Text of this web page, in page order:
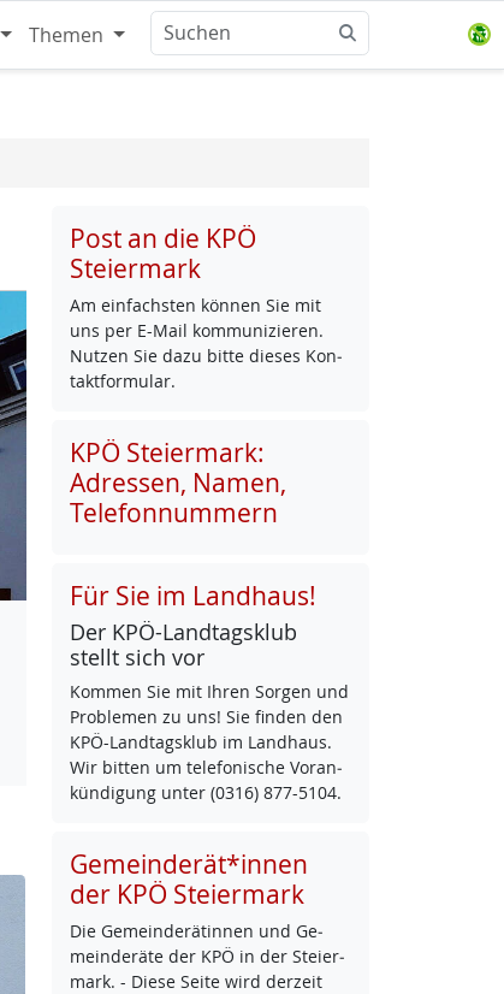
Themen
Post an die KPÖ
Steiermark
Am ein­fachs­ten kön­nen Sie mit
uns per E-Mail kom­mu­ni­zie­ren.
Nut­zen Sie da­zu bit­te die­ses Kon­
takt­for­mu­lar.
KPÖ Steiermark:
Adressen, Namen,
Telefonnummern
Für Sie im Landhaus!
Der KPÖ-Land­tags­klub
stellt sich vor
Kom­men Sie mit Ih­ren Sor­gen und
Pro­b­le­men zu uns! Sie fin­den den
KPÖ-Land­tags­klub im Land­haus.
Wir bit­ten um te­le­fo­ni­sche Vor­an­
kün­di­gung un­ter (0316) 877-5104.
Gemeinderät*innen
der KPÖ Steiermark
Die Ge­mein­de­rä­tin­nen und Ge­
mein­de­rä­te der KPÖ in der Stei­er­
mark. - Die­se Sei­te wird der­zeit